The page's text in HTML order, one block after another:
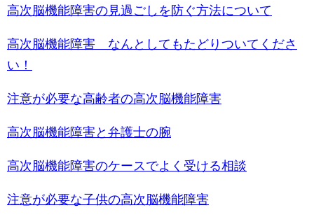
高次脳機能障害の見過ごしを防ぐ方法について
高次脳機能障害 なんとしてもたどりついてくださ
い！
注意が必要な高齢者の高次脳機能障害
高次脳機能障害と弁護士の腕
高次脳機能障害のケースでよく受ける相談
注意が必要な子供の高次脳機能障害